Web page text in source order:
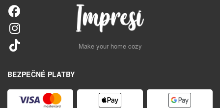
Make your home cozy
BEZPEČNÉ PLATBY